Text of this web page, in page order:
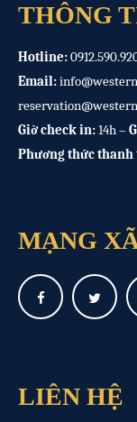
THÔNG
Hotline:
Email:
Giờ check in:14h –
Phương thức thanh
MẠNG
LIÊN HỆ